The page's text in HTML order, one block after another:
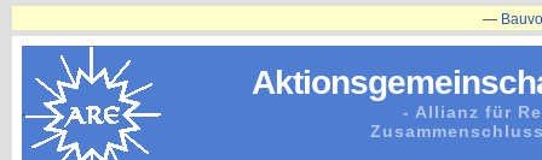
- Allianz für